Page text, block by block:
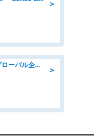
＞
＞
09月開始/「土日祝休み」グローバル企業での産業保健のお仕事/保健師/高時給/残業なし/服装自由